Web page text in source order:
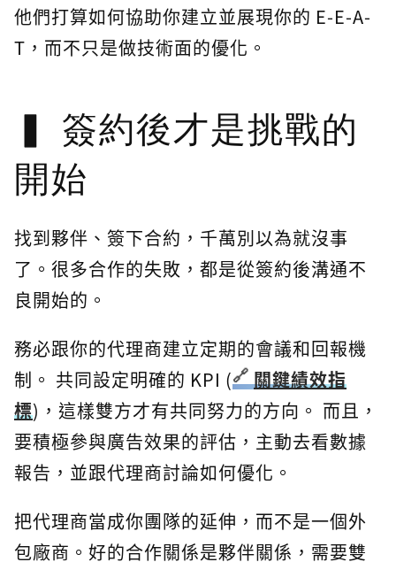
他們打算如何協助你建立並展現你的 E-E-A-
T，而不只是做技術面的優化。
簽約後才是挑戰的
開始
找到夥伴、簽下合約，千萬別以為就沒事
了。很多合作的失敗，都是從簽約後溝通不
良開始的。
務必跟你的代理商建立定期的會議和回報機
制。 共同設定明確的 KPI (
關鍵績效指
標)，這樣雙方才有共同努力的方向。 而且，
要積極參與廣告效果的評估，主動去看數據
報告，並跟代理商討論如何優化。
把代理商當成你團隊的延伸，而不是一個外
包廠商。好的合作關係是夥伴關係，需要雙